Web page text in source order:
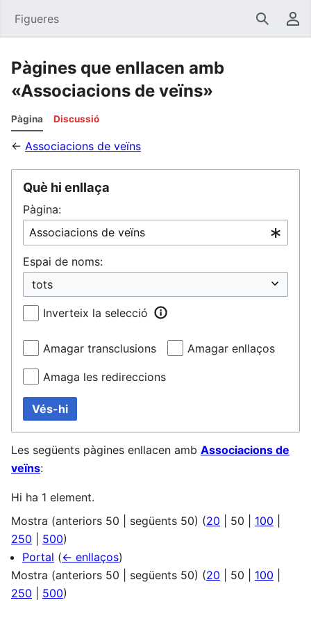
Figueres Cerca
Pàgines que enllacen amb
«Associacions de veïns»
Pàgina Discussió
← Associacions de veïns
Què hi enllaça
Pàgina:
Espai de noms:
Inverteix la selecció
Amagar transclusions Amagar enllaços
Amaga les redireccions
Vés-hi
Les següents pàgines enllacen amb Associacions de
veïns:
Hi ha 1 element.
Mostra (anteriors 50 següents 50) (20 50 100
250
500)
Portal (← enllaços)
Mostra (anteriors 50 següents 50) (20 50 100
250
500)